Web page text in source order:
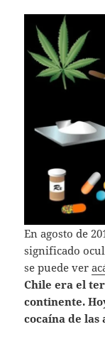
En agosto de
significado
se puede ver
Chile era el
continente.
cocaína de las